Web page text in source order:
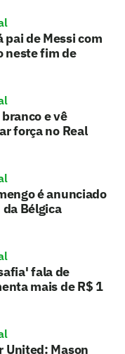
pai de Messi com
neste fim de
e vê
força no Real
é anunciado
Bélgica
fala de
mais de R$ 1
United: Mason